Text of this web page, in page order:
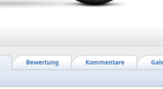
Kommentare
Bewertung